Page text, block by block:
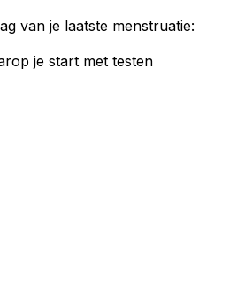
van je laatste menstruatie:
je start met testen